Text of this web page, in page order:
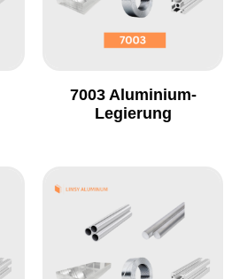
7003 Aluminium-
Legierung